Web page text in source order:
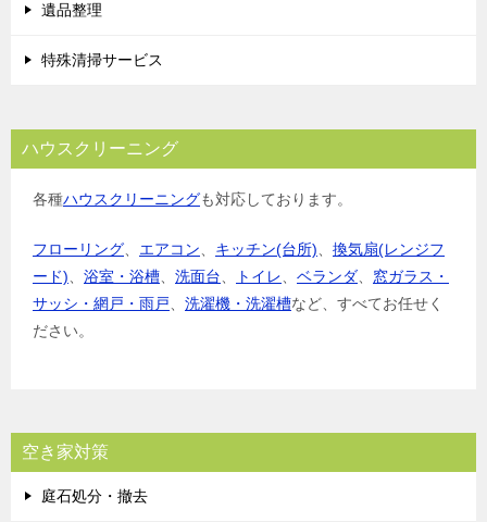
遺品整理
特殊清掃サービス
ハウスクリーニング
各種ハウスクリーニングも対応しております。
フローリング エアコン キッチン(台所)
換気扇(レンジフ
ード)
浴室・浴槽 洗面台 トイレ ベランダ
窓ガラス・
サッシ・網戸・雨戸
洗濯機・洗濯槽など、すべてお任せく
ださい。
空き家対策
庭石処分・撤去